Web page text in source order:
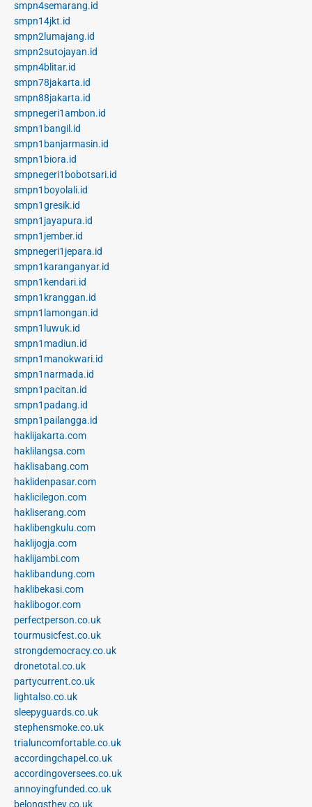
smpn4semarang.id
smpn14jkt.id
smpn2lumajang.id
smpn2sutojayan.id
smpn4blitar.id
smpn78jakarta.id
smpn88jakarta.id
smpnegeri1ambon.id
smpn1bangil.id
smpn1banjarmasin.id
smpn1biora.id
smpnegeri1bobotsari.id
smpn1boyolali.id
smpn1gresik.id
smpn1jayapura.id
smpn1jember.id
smpnegeri1jepara.id
smpn1karanganyar.id
smpn1kendari.id
smpn1kranggan.id
smpn1lamongan.id
smpn1luwuk.id
smpn1madiun.id
smpn1manokwari.id
smpn1narmada.id
smpn1pacitan.id
smpn1padang.id
smpn1pailangga.id
haklijakarta.com
haklilangsa.com
haklisabang.com
haklidenpasar.com
haklicilegon.com
hakliserang.com
haklibengkulu.com
haklijogja.com
haklijambi.com
haklibandung.com
haklibekasi.com
haklibogor.com
perfectperson.co.uk
tourmusicfest.co.uk
strongdemocracy.co.uk
dronetotal.co.uk
partycurrent.co.uk
lightalso.co.uk
sleepyguards.co.uk
stephensmoke.co.uk
trialuncomfortable.co.uk
accordingchapel.co.uk
accordingoversees.co.uk
annoyingfunded.co.uk
belongsthey.co.uk